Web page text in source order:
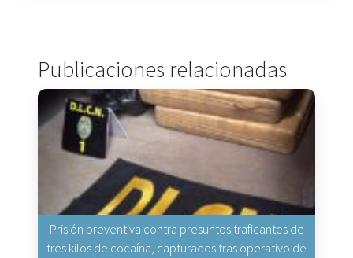
Publicaciones relacionadas
Prisión preventiva contra presuntos traficantes de
tres kilos de cocaína, capturados tras operativo de